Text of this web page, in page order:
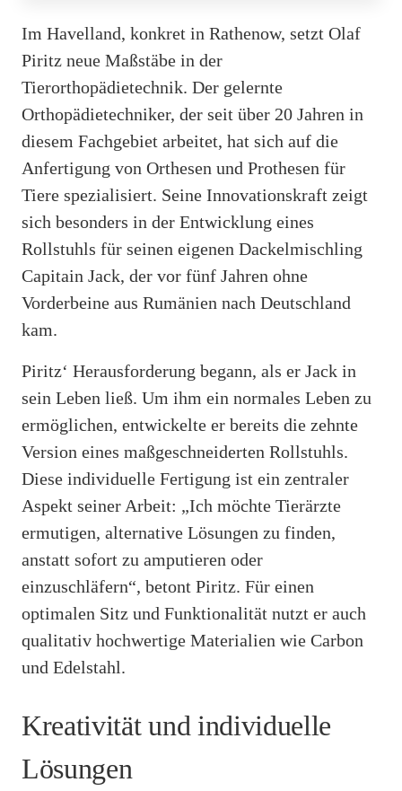
Im Havelland, konkret in Rathenow, setzt Olaf
Piritz neue Maßstäbe in der
Tierorthopädietechnik. Der gelernte
Orthopädietechniker, der seit über 20 Jahren in
diesem Fachgebiet arbeitet, hat sich auf die
Anfertigung von Orthesen und Prothesen für
Tiere spezialisiert. Seine Innovationskraft zeigt
sich besonders in der Entwicklung eines
Rollstuhls für seinen eigenen Dackelmischling
Capitain Jack, der vor fünf Jahren ohne
Vorderbeine aus Rumänien nach Deutschland
kam.
Piritz‘ Herausforderung begann, als er Jack in
sein Leben ließ. Um ihm ein normales Leben zu
ermöglichen, entwickelte er bereits die zehnte
Version eines maßgeschneiderten Rollstuhls.
Diese individuelle Fertigung ist ein zentraler
Aspekt seiner Arbeit: „Ich möchte Tierärzte
ermutigen, alternative Lösungen zu finden,
anstatt sofort zu amputieren oder
einzuschläfern“, betont Piritz. Für einen
optimalen Sitz und Funktionalität nutzt er auch
qualitativ hochwertige Materialien wie Carbon
und Edelstahl.
Kreativität und individuelle
Lösungen